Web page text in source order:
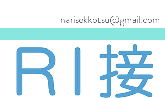
narisekkotsu@gmail.com